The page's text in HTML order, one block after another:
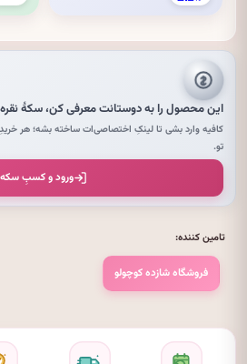
این محصول را به دوستانت معرفی کن،سکهٔ
کافیه وارد بشی تا لینکِ اختصاصی‌ات ساخته بشه؛ هر
تو.
ورود و کسبِ سکه
تامین کننده:
فروشگاه شازده کوچولو